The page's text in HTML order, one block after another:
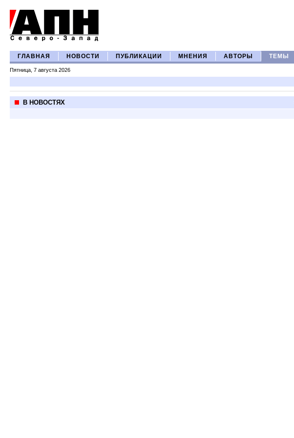
ГЛАВНАЯ НОВОСТИ ПУБЛИКАЦИИ МНЕНИЯ АВТОРЫ ТЕМЫ
Пятница, 7 августа 2026
В НОВОСТЯХ